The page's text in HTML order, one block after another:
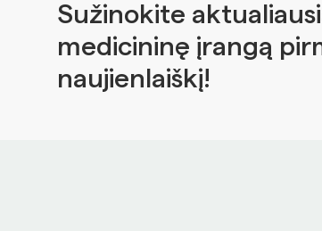
Sužinokite
medicininę įrangą
naujienlaiškį!